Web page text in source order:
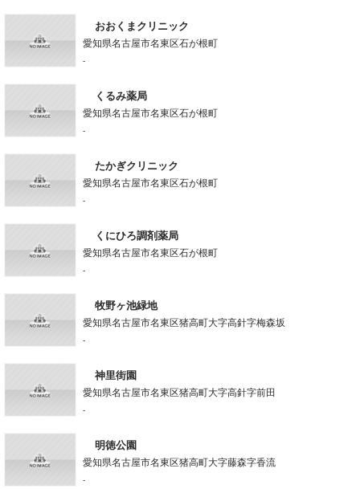
おおくまクリニック
愛知県名古屋市名東区石が根町
-
くるみ薬局
愛知県名古屋市名東区石が根町
-
たかぎクリニック
愛知県名古屋市名東区石が根町
-
くにひろ調剤薬局
愛知県名古屋市名東区石が根町
-
牧野ヶ池緑地
愛知県名古屋市名東区猪高町大字高針字梅森坂
-
神里街園
愛知県名古屋市名東区猪高町大字高針字前田
-
明徳公園
愛知県名古屋市名東区猪高町大字藤森字香流
-